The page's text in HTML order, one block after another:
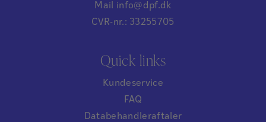
Mail info@dpf.dk
CVR-nr.: 33255705
Quick links
Kundeservice
FAQ
Databehandleraftaler